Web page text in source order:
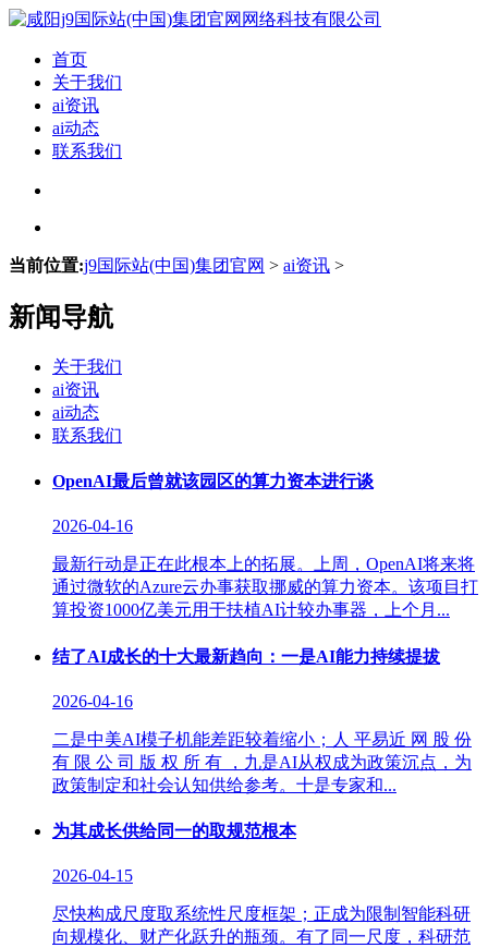
首页
关于我们
ai资讯
ai动态
联系我们
当前位置:j9国际站(中国)集团官网 > ai资讯 >
新闻导航
关于我们
ai资讯
ai动态
联系我们
OpenAI最后曾就该园区的算力资本进行谈
2026-04-16
最新行动是正在此根本上的拓展。上周，OpenAI将来将
通过微软的Azure云办事获取挪威的算力资本。该项目打
算投资1000亿美元用于扶植AI计较办事器，上个月...
结了AI成长的十大最新趋向：一是AI能力持续提拔
2026-04-16
二是中美AI模子机能差距较着缩小；人 平易近 网 股 份
有 限 公 司 版 权 所 有 ，九是AI从权成为政策沉点，为
政策制定和社会认知供给参考。十是专家和...
为其成长供给同一的取规范根本
2026-04-15
尽快构成尺度取系统性尺度框架；正成为限制智能科研
向规模化、财产化跃升的瓶颈。有了同一尺度，科研范